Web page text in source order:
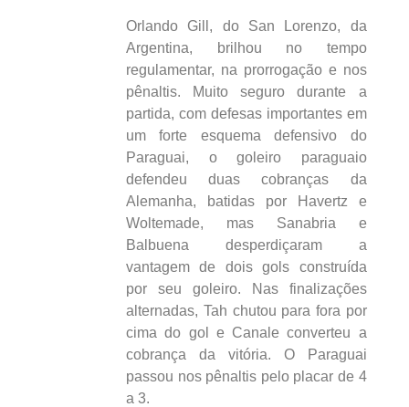
Orlando Gill, do San Lorenzo, da
Argentina, brilhou no tempo
regulamentar, na prorrogação e nos
pênaltis. Muito seguro durante a
partida, com defesas importantes em
um forte esquema defensivo do
Paraguai, o goleiro paraguaio
defendeu duas cobranças da
Alemanha, batidas por Havertz e
Woltemade, mas Sanabria e
Balbuena desperdiçaram a
vantagem de dois gols construída
por seu goleiro. Nas finalizações
alternadas, Tah chutou para fora por
cima do gol e Canale converteu a
cobrança da vitória. O Paraguai
passou nos pênaltis pelo placar de 4
a 3.